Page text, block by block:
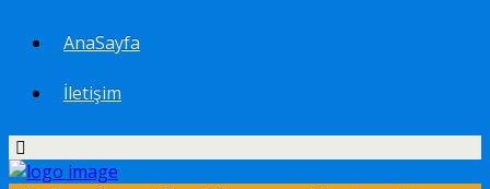
AnaSayfa
İletişim